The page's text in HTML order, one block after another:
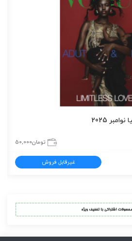
تومان50,000
غیرقابل فروش